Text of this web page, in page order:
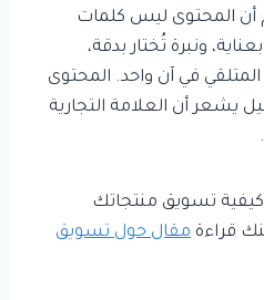
المحتوى ليس كلمات
ونبرة تُختار بدقة،
في آن واحد. المحتوى
يشعر أن العلامة التجارية
تسويق منتجاتك
قراءة مقال حول تسويق